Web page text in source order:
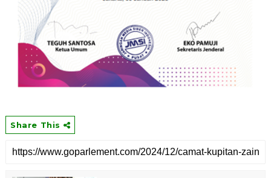
Share This